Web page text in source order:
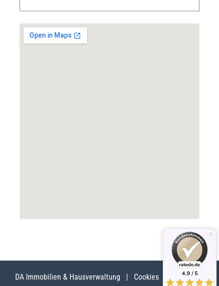
DA Immobilien & Hausverwaltung | Cookies
Datenschutz
4.9 / 5